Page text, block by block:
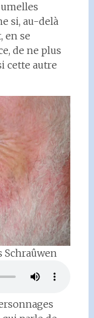
si, au-delà
en se
de ne plus
cette autre
Schraûwen